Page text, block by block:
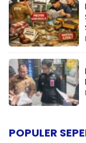
POPULER